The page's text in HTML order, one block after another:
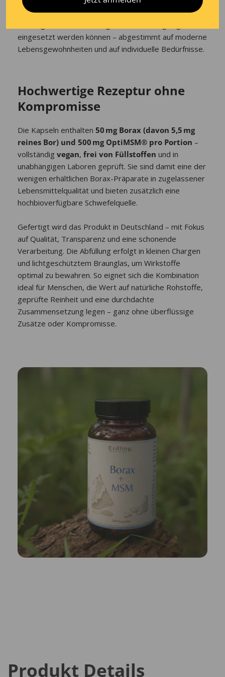
Die Kombination wurde so entwickelt, dass beide
eingesetzt werden können – abgestimmt auf moderne
Lebensgewohnheiten und auf individuelle Bedürfnisse.
Hochwertige Rezeptur ohne
Kompromisse
Die Kapseln enthalten 50 mg Borax (davon 5,5 mg
reines Bor) und 500 mg OptiMSM® pro Portion –
vollständig vegan, frei von Füllstoffen und in
unabhängigen Laboren geprüft. Sie sind damit eine der
wenigen erhältlichen Borax-Präparate in zugelassener
Lebensmittelqualität und bieten zusätzlich eine
hochbioverfügbare Schwefelquelle.
Gefertigt wird das Produkt in Deutschland – mit Fokus
auf Qualität, Transparenz und eine schonende
Verarbeitung. Die Abfüllung erfolgt in kleinen Chargen
und lichtgeschütztem Braunglas, um Wirkstoffe
optimal zu bewahren. So eignet sich die Kombination
ideal für Menschen, die Wert auf natürliche Rohstoffe,
geprüfte Reinheit und eine durchdachte
Zusammensetzung legen – ganz ohne überflüssige
Zusätze oder Kompromisse.
Produkt Details